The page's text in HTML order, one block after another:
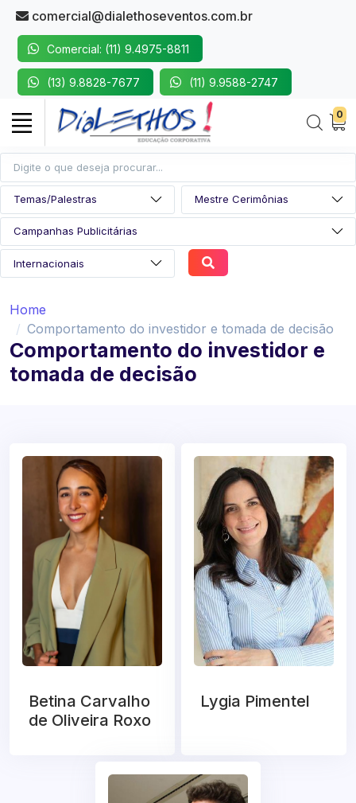
comercial@dialethoseventos.com.br
Comercial: (11) 9.4975-8811
(13) 9.8828-7677 (11) 9.9588-2747
0
Home
Comportamento do investidor e tomada de decisão
Comportamento do investidor e
tomada de decisão
Betina Carvalho
de Oliveira Roxo
Lygia Pimentel